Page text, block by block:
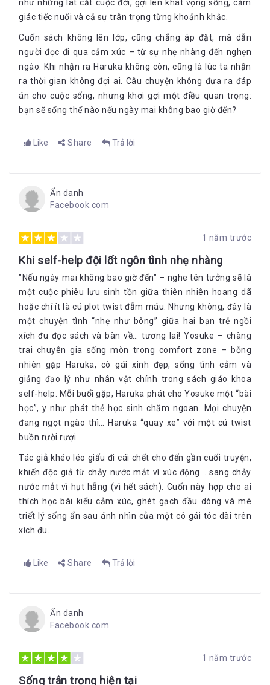
như những lát cắt cuộc đời, gợi lên khát vọng sống, cảm
giác tiếc nuối và cả sự trân trọng từng khoảnh khắc.
Cuốn sách không lên lớp, cũng chẳng áp đặt, mà dẫn
người đọc đi qua cảm xúc – từ sự nhẹ nhàng đến nghẹn
ngào. Khi nhận ra Haruka không còn, cũng là lúc ta nhận
ra thời gian không đợi ai. Câu chuyện không đưa ra đáp
án cho cuộc sống, nhưng khơi gợi một điều quan trọng:
bạn sẽ sống thế nào nếu ngày mai không bao giờ đến?
Like Share Trả lời
Ẩn danh
Facebook.com
1 năm trước
Khi self-help đội lốt ngôn tình nhẹ nhàng
"Nếu ngày mai không bao giờ đến" – nghe tên tưởng sẽ là
một cuộc phiêu lưu sinh tồn giữa thiên nhiên hoang dã
hoặc chí ít là cú plot twist đẫm máu. Nhưng không, đây là
một chuyện tình “nhẹ như bông” giữa hai bạn trẻ ngồi
xích đu đọc sách và bàn về… tương lai! Yosuke – chàng
trai chuyên gia sống mòn trong comfort zone – bỗng
nhiên gặp Haruka, cô gái xinh đẹp, sống tình cảm và
giảng đạo lý như nhân vật chính trong sách giáo khoa
self-help. Mỗi buổi gặp, Haruka phát cho Yosuke một “bài
học”, y như phát thẻ học sinh chăm ngoan. Mọi chuyện
đang ngọt ngào thì… Haruka “quay xe” với một cú twist
buồn rười rượi.
Tác giả khéo léo giấu đi cái chết cho đến gần cuối truyện,
khiến độc giả từ chảy nước mắt vì xúc động... sang chảy
nước mắt vì hụt hẫng (vì hết sách). Cuốn này hợp cho ai
thích học bài kiểu cảm xúc, ghét gạch đầu dòng và mê
triết lý sống ẩn sau ánh nhìn của một cô gái tóc dài trên
xích đu.
Like Share Trả lời
Ẩn danh
Facebook.com
1 năm trước
Sống trân trọng hiện tại